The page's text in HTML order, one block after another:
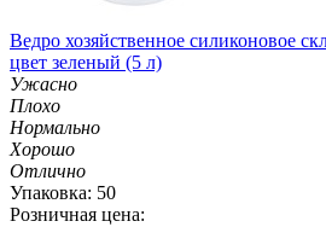
Ведро хозяйственное силиконовое
цвет зеленый (5 л)
Ужасно
Плохо
Нормально
Хорошо
Отлично
Упаковка: 50
Розничная цена: